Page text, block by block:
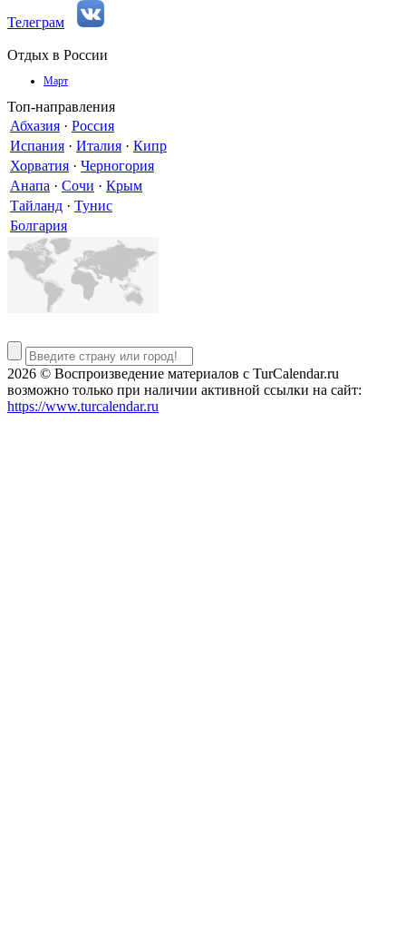
Телеграм
Отдых в России
Март
Топ-направления
Абхазия · Россия
Испания · Италия · Кипр
Хорватия · Черногория
Анапа · Сочи · Крым
Тайланд · Тунис
Болгария
2026 © Воспроизведение материалов c TurCalendar.ru
возможно только при наличии активной ссылки на сайт:
https://www.turcalendar.ru